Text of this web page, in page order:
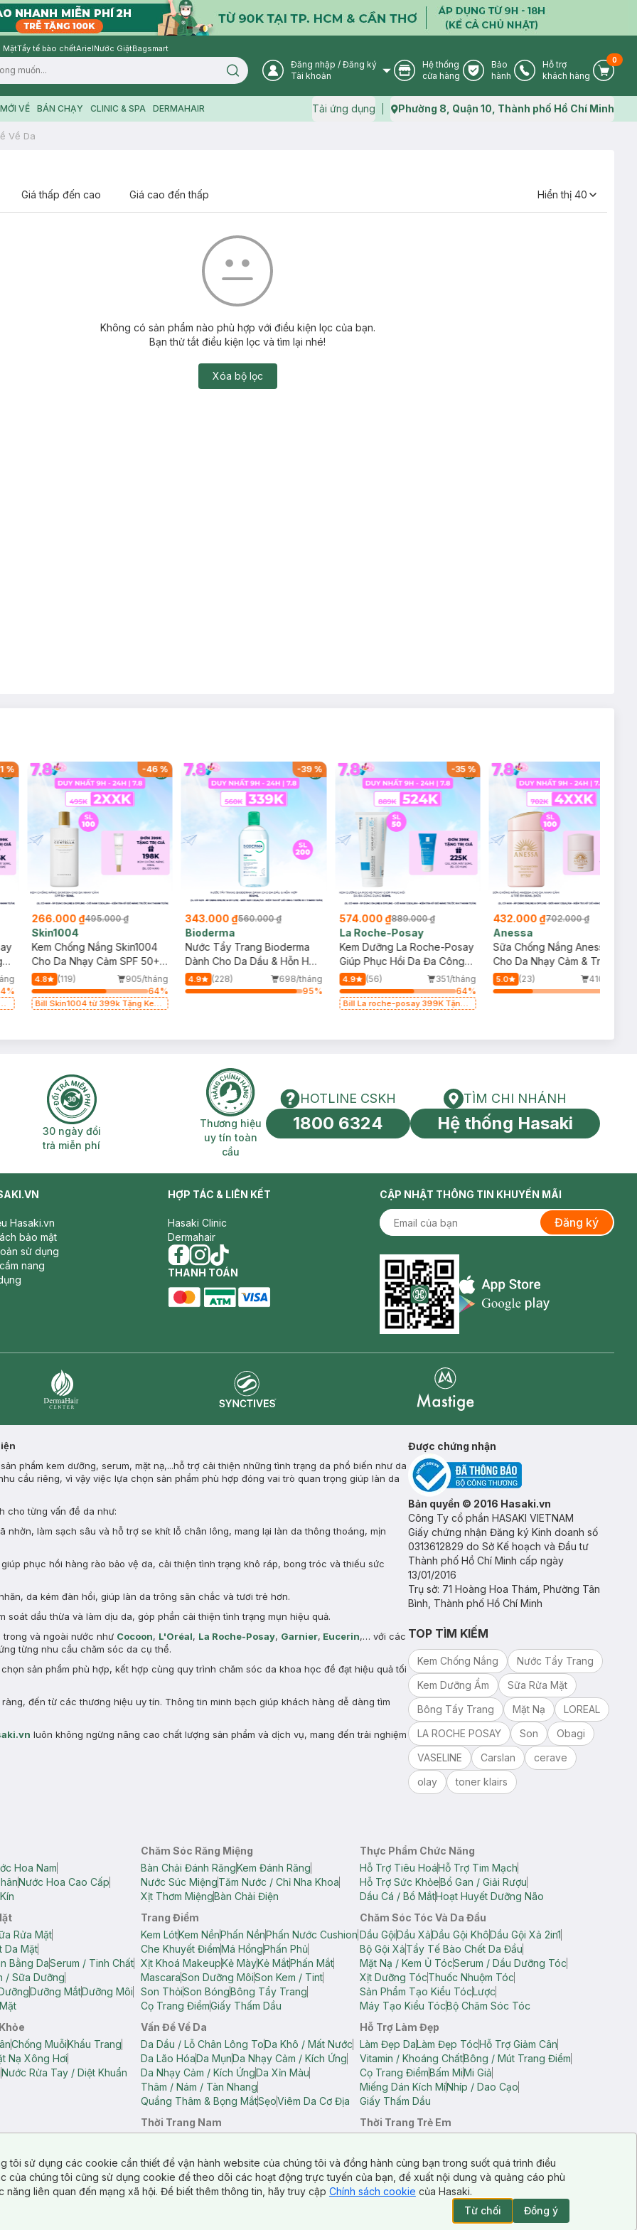
MặtTẩy tế bào chếtArielNước GiặtBagsmart
Search icon User Icon
Đăng nhập / Đăng ký
Tài khoản
Store Icon
Hệ thống
cửa hàng
Warranty Icon
Bảo
hành
Phone Icon
Hỗ trợ
khách hàng
Cart
0
VỀ BÁN CHẠY CLINIC & SPA DERMAHAIR Tải ứng dụng Map icon
Phường 8, Quận 10, Thành phố Hồ Chí Minh
Về Da
Giá thấp đến cao Giá cao đến thấp Hiển thị 40
Không có sản phẩm nào phù hợp với điều kiện lọc của bạn.
Bạn thử tắt điều kiện lọc và tìm lại nhé!
Xóa bộ lọc
%
%
-46%
266.000 ₫495.000 ₫
Skin1004
Kem Chống Nắng Skin1004
Cho Da Nhạy Cảm SPF 50+
50ml
4.8 (119)
905/tháng
64%
Bill Skin1004 từ 399k Tặng Kem
-39%
343.000 ₫560.000 ₫
Bioderma
Nước Tẩy Trang Bioderma
Dành Cho Da Dầu & Hỗn Hợp
500ml
4.9 (228)
698/tháng
95%
-35%
574.000 ₫889.000 ₫
La Roche-Posay
Kem Dưỡng La Roche-Posay
Giúp Phục Hồi Da Đa Công
Dụng 100ml
4.9 (56)
351/tháng
64%
Bill La roche-posay 399K Tặng
432.000 ₫702.000 ₫
Anessa
Sữa Chống Nắng Anessa
Cho Da Nhạy Cảm & Trẻ Em
60ml (Mới)
5.0 (23)
410/tháng
2H 30 ngày đổi trả miễn phí
30 ngày đổi
trả miễn phí
Thương hiệu uy tín toàn cầu
Thương hiệu
uy tín toàn
cầu
HOTLINE CSKH
HOTLINE CSKH
1800 6324
Tìm chi nhánh
TÌM CHI NHÁNH
Hệ thống Hasaki
Hasaki.vn
bảo mật
sử dụng
nang
HỢP TÁC & LIÊN KẾT
Hasaki Clinic
Dermahair
facebook
instagram
tiktok
THANH TOÁN
CẬP NHẬT THÔNG TIN KHUYẾN MÃI
Đăng ký
Appstore icon
phẩm kem dưỡng, serum, mặt nạ,...hỗ trợ cải thiện những tình trạng da phổ biến như da
cầu riêng, vì vậy việc lựa chọn sản phẩm phù hợp đóng vai trò quan trọng giúp làn da
cho từng vấn đề da như:
nhờn, làm sạch sâu và hỗ trợ se khít lỗ chân lông, mang lại làn da thông thoáng, mịn
phục hồi hàng rào bảo vệ da, cải thiện tình trạng khô ráp, bong tróc và thiếu sức
da kém đàn hồi, giúp làn da trông săn chắc và tươi trẻ hơn.
soát dầu thừa và làm dịu da, góp phần cải thiện tình trạng mụn hiệu quả.
và ngoài nước như Cocoon, L'Oréal, La Roche-Posay, Garnier, Eucerin,… với các
từng nhu cầu chăm sóc da cụ thể.
sản phẩm phù hợp, kết hợp cùng quy trình chăm sóc da khoa học để đạt hiệu quả tối
đến từ các thương hiệu uy tín. Thông tin minh bạch giúp khách hàng dễ dàng tìm
luôn không ngừng nâng cao chất lượng sản phẩm và dịch vụ, mang đến trải nghiệm
Được chứng nhận
Bản quyền © 2016 Hasaki.vn
Công Ty cổ phần HASAKI VIETNAM
Giấy chứng nhận Đăng ký Kinh doanh số
0313612829 do Sở Kế hoạch và Đầu tư
Thành phố Hồ Chí Minh cấp ngày
13/01/2016
Trụ sở: 71 Hoàng Hoa Thám, Phường Tân
Bình, Thành phố Hồ Chí Minh
TOP TÌM KIẾM
Kem Chống Nắng
Nước Tẩy Trang
Kem Dưỡng Ẩm
Sữa Rửa Mặt
Bông Tẩy Trang
Mặt Nạ
LOREAL
LA ROCHE POSAY
Son
Obagi
VASELINE
Carslan
cerave
olay
toner klairs
Hoa Nam
Nước Hoa Cao Cấp
Chăm Sóc Răng Miệng
Bàn Chải Đánh RăngKem Đánh Răng
Nước Súc MiệngTăm Nước / Chỉ Nha Khoa
Xịt Thơm MiệngBàn Chải Điện
Thực Phẩm Chức Năng
Hỗ Trợ Tiêu HoáHỗ Trợ Tim Mạch
Hỗ Trợ Sức KhỏeBổ Gan / Giải Rượu
Dầu Cá / Bổ MắtHoạt Huyết Dưỡng Não
Rửa Mặt
Da Mặt
Bằng DaSerum / Tinh Chất
/ Sữa Dưỡng
Dưỡng MắtDưỡng Môi
Trang Điểm
Kem LótKem NềnPhấn NềnPhấn Nước Cushion
Che Khuyết ĐiểmMá HồngPhấn Phủ
Xịt Khoá MakeupKẻ MàyKẻ MắtPhấn Mắt
MascaraSon Dưỡng MôiSon Kem / Tint
Son ThỏiSon BóngBông Tẩy Trang
Cọ Trang ĐiểmGiấy Thấm Dầu
Chăm Sóc Tóc Và Da Đầu
Dầu GộiDầu XảDầu Gội KhôDầu Gội Xả 2in1
Bộ Gội XảTẩy Tế Bào Chết Da Đầu
Mặt Nạ / Kem Ủ TócSerum / Dầu Dưỡng Tóc
Xịt Dưỡng TócThuốc Nhuộm Tóc
Sản Phẩm Tạo Kiểu TócLược
Máy Tạo Kiểu TócBộ Chăm Sóc Tóc
Chống MuỗiKhẩu Trang
Nạ Xông Hơi
Nước Rửa Tay / Diệt Khuẩn
Vấn Đề Về Da
Da Dầu / Lỗ Chân Lông ToDa Khô / Mất Nước
Da Lão HóaDa MụnDa Nhạy Cảm / Kích Ứng
Da Nhạy Cảm / Kích ỨngDa Xỉn Màu
Thâm / Nám / Tàn Nhang
Quầng Thâm & Bọng MắtSẹoViêm Da Cơ Địa
Hỗ Trợ Làm Đẹp
Làm Đẹp DaLàm Đẹp TócHỗ Trợ Giảm Cân
Vitamin / Khoáng ChấtBông / Mút Trang Điểm
Cọ Trang ĐiểmBấm MiMi Giả
Miếng Dán Kích MíNhíp / Dao Cạo
Giấy Thấm Dầu
Short Nữ
Thời Trang Nam
Thời Trang Trẻ Em
tôi sử dụng các cookie cần thiết để vận hành website của chúng tôi và đồng hành cùng bạn trong suốt quá trình điều
của chúng tôi cũng sử dụng cookie để theo dõi các hoạt động trực tuyến của bạn, đề xuất nội dung và quảng cáo phù
liên quan đến mạng xã hội. Để biết thêm thông tin, hãy truy cập Chính sách cookie của Hasaki.
Từ chối
Đồng ý